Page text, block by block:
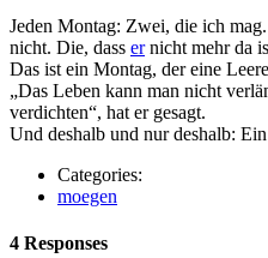
Jeden Montag: Zwei, die ich
nicht. Die, dass ernicht mehr da
Das ist ein Montag, der eine
„Das Leben kann man nicht
verdichten“, hat er gesagt.
Und deshalb und nur deshalb: Ein
Categories:
moegen
4 Responses